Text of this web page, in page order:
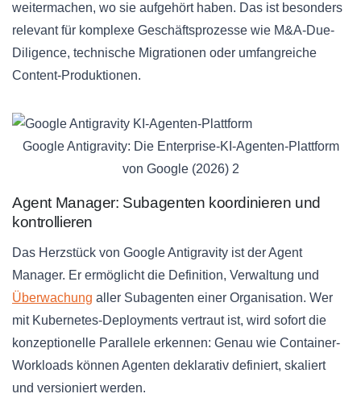
weitermachen, wo sie aufgehört haben. Das ist besonders
relevant für komplexe Geschäftsprozesse wie M&A-Due-
Diligence, technische Migrationen oder umfangreiche
Content-Produktionen.
Google Antigravity: Die Enterprise-KI-Agenten-Plattform
von Google (2026) 2
Agent Manager: Subagenten koordinieren und
kontrollieren
Das Herzstück von Google Antigravity ist der Agent
Manager. Er ermöglicht die Definition, Verwaltung und
Überwachung aller Subagenten einer Organisation. Wer
mit Kubernetes-Deployments vertraut ist, wird sofort die
konzeptionelle Parallele erkennen: Genau wie Container-
Workloads können Agenten deklarativ definiert, skaliert
und versioniert werden.